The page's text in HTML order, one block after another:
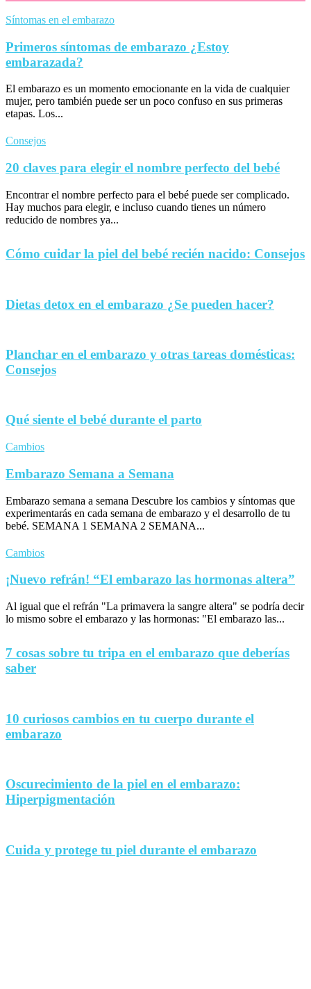
Síntomas en el embarazo
Primeros síntomas de embarazo ¿Estoy
embarazada?
El embarazo es un momento emocionante en la vida de cualquier
mujer, pero también puede ser un poco confuso en sus primeras
etapas. Los...
Consejos
20 claves para elegir el nombre perfecto del bebé
Encontrar el nombre perfecto para el bebé puede ser complicado.
Hay muchos para elegir, e incluso cuando tienes un número
reducido de nombres ya...
Cómo cuidar la piel del bebé recién nacido: Consejos
Dietas detox en el embarazo ¿Se pueden hacer?
Planchar en el embarazo y otras tareas domésticas:
Consejos
Qué siente el bebé durante el parto
Cambios
Embarazo Semana a Semana
Embarazo semana a semana Descubre los cambios y síntomas que
experimentarás en cada semana de embarazo y el desarrollo de tu
bebé. SEMANA 1 SEMANA 2 SEMANA...
Cambios
¡Nuevo refrán! “El embarazo las hormonas altera”
Al igual que el refrán "La primavera la sangre altera" se podría decir
lo mismo sobre el embarazo y las hormonas: "El embarazo las...
7 cosas sobre tu tripa en el embarazo que deberías
saber
10 curiosos cambios en tu cuerpo durante el
embarazo
Oscurecimiento de la piel en el embarazo:
Hiperpigmentación
Cuida y protege tu piel durante el embarazo